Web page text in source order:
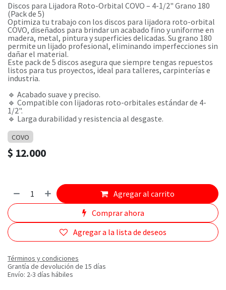
Discos para Lijadora Roto-Orbital COVO – 4-1/2" Grano 180
(Pack de 5)
Optimiza tu trabajo con los discos para lijadora roto-orbital
COVO, diseñados para brindar un acabado fino y uniforme en
madera, metal, pintura y superficies delicadas. Su grano 180
permite un lijado profesional, eliminando imperfecciones sin
dañar el material.
Este pack de 5 discos asegura que siempre tengas repuestos
listos para tus proyectos, ideal para talleres, carpinterías e
industria.
🔹 Acabado suave y preciso.
🔹 Compatible con lijadoras roto-orbitales estándar de 4-
1/2".
🔹 Larga durabilidad y resistencia al desgaste.
COVO
$ 12.000
Agregar al carrito
Comprar ahora
Agregar a la lista de deseos
Términos y condiciones
Grantía de devolución de 15 días
Envío: 2-3 días hábiles